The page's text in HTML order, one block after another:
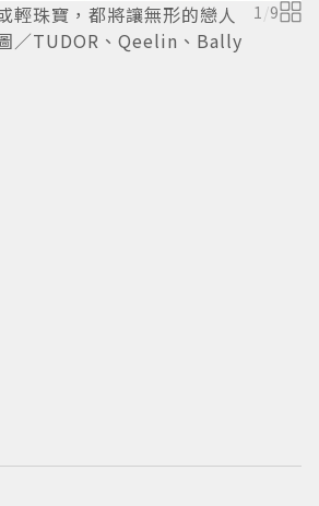
輕珠寶，都將讓無形的戀人
／TUDOR、Qeelin、Bally
1/9